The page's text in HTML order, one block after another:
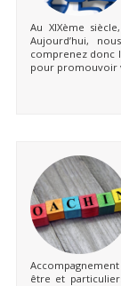
Au XIXème
Aujourd’hui,
comprenez donc
pour promouvoir
être et